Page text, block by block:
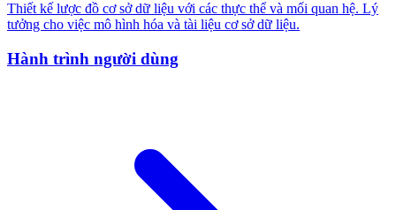
Thiết kế lược đồ cơ sở dữ liệu với các thực thể và mối quan hệ. Lý
tưởng cho việc mô hình hóa và tài liệu cơ sở dữ liệu.
Hành trình người dùng